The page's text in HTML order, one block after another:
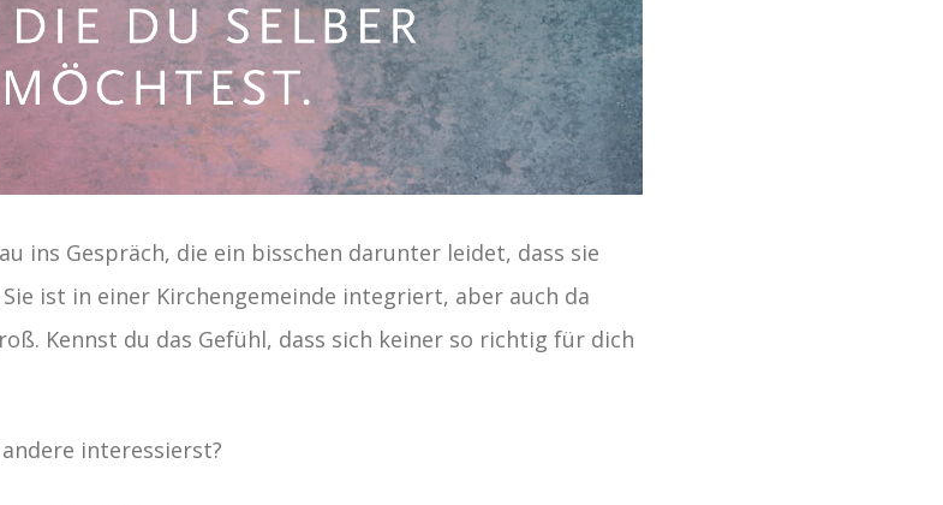
ins Gespräch, die ein bisschen darunter leidet, dass sie
ist in einer Kirchengemeinde integriert, aber auch da
Kennst du das Gefühl, dass sich keiner so richtig für dich
interessierst?